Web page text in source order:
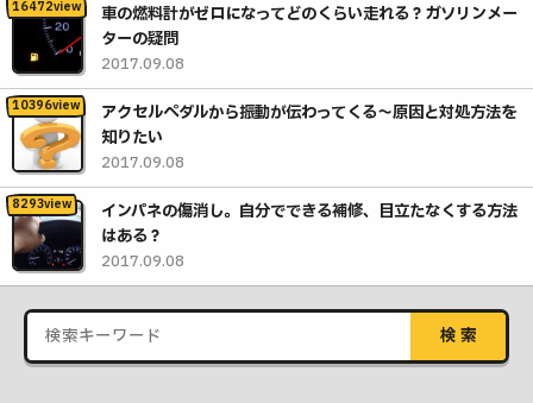
車の燃料計がゼロになってどのくらい走れる？ガソリンメー
ターの疑問
2017.09.08
アクセルペダルから振動が伝わってくる〜原因と対処方法を
知りたい
2017.09.08
インパネの傷消し。自分でできる補修、目立たなくする方法
はある？
2017.09.08